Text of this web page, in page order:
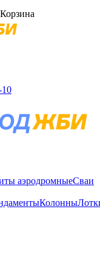
Корзина
10
аэродромныеСваи
Колонны